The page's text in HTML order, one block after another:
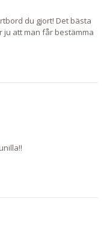
du gjort! Det bästa
ju att man får bestämma